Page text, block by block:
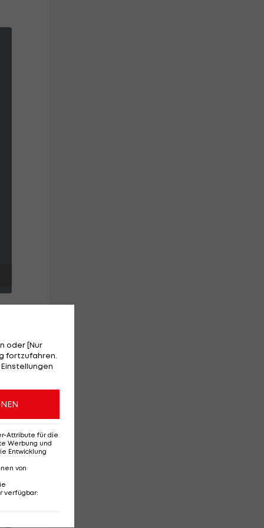
oder [Nur
fortzufahren.
Attribute für die
Werbung und
Entwicklung
von
verfügbar: